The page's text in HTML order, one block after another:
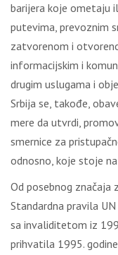
barijera koje ometaju
putevima, prevoznim
zatvorenom i
informacijskim i
drugim uslugama i
Srbija se, takođe,
mere da utvrdi,
smernice za
odnosno, koje stoje
Od posebnog značaja
Standardna pravila
sa invaliditetom iz
prihvatila 1995.